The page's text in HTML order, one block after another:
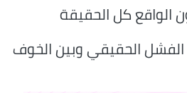
الواقع كل الحقيقة
الفشل الحقيقي وبين الخوف